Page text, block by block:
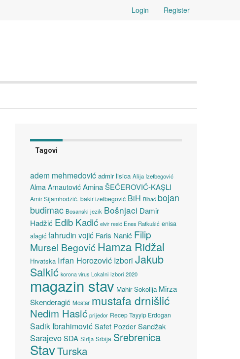
Login Register
Tagovi
adem mehmedović admir lisica Alija Izetbegović
Alma Arnautović Amina ŠEĆEROVIĆ-KAŞLI
Amir Sijamhodžić. bakir izetbegović BiH Bihać bojan
budimac Bosanski jezik Bošnjaci Damir
Hadžić Edib Kadić elvir resić Enes Ratkušić enisa
alagić fahrudin vojić Faris Nanić Filip
Mursel Begović Hamza Ridžal
Hrvatska Irfan Horozović Izbori Jakub
Salkić korona virus Lokalni izbori 2020
magazin stav Mahir Sokolija Mirza
Skenderagić Mostar mustafa drnišlić
Nedim Hasić prijedor Recep Tayyip Erdogan
Sadik Ibrahimović Safet Pozder Sandžak
SarajevoSDA Sirija Srbija Srebrenica
StavTurska